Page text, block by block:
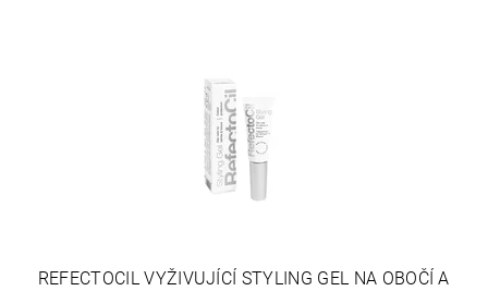
REFECTOCIL VYŽIVUJÍCÍ STYLING GEL NA OBOČÍ A